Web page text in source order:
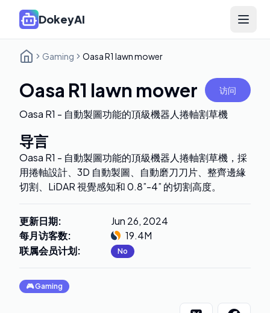
DokeyAI Open
Gaming Oasa R1 lawn mower
Oasa R1 lawn mower 访问
Oasa R1 - 自動製圖功能的頂級機器人捲軸割草機
导言
Oasa R1 - 自動製圖功能的頂級機器人捲軸割草機，採
用捲軸設計、3D 自動製圖、自動磨刀刀片、整齊邊緣
切割、LiDAR 視覺感知和 0.8”-4” 的切割高度。
更新日期:
Jun 26, 2024
每月访客数:
19.4M
联属会员计划: No
🎮Gaming